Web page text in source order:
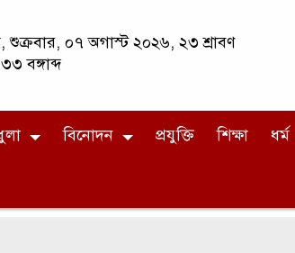
শুক্রবার, ০৭ অগাস্ট ২০২৬, ২৩ শ্রাবণ
বঙ্গাব্দ
বিনোদন প্রযুক্তি শিক্ষা ধর্ম